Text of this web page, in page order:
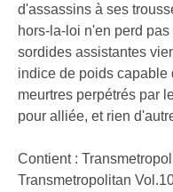
d'assassins à ses
hors-la-loi n'en perd
sordides assistantes
indice de poids capable
meurtres perpétrés par
pour alliée, et rien
Contient :
Transmetropolitan